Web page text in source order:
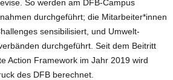
So werden am DFB-Campus
durchgeführt; die Mitarbeiter*innen
sensibilisiert, und Umwelt-
durchgeführt. Seit dem Beitritt
Action Framework im Jahr 2019 wird
des DFB berechnet.